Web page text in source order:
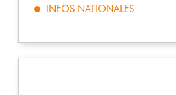
INFOS NATIONALES